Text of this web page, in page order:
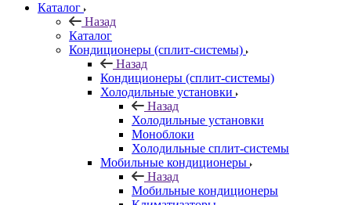
Каталог
Назад
Каталог
Кондиционеры (сплит-системы)
Назад
Кондиционеры (сплит-системы)
Холодильные установки
Назад
Холодильные установки
Моноблоки
Холодильные сплит-системы
Мобильные кондиционеры
Назад
Мобильные кондиционеры